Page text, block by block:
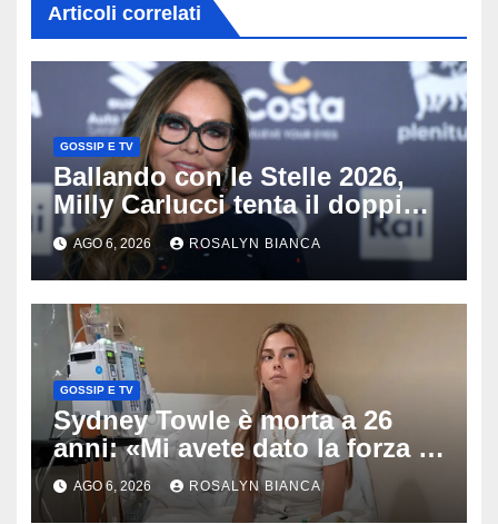
Articoli correlati
GOSSIP E TV
Ballando con le Stelle 2026,
Milly Carlucci tenta il doppio
colpo: tra i papabili Ornella
Muti e Monica Guerritore
AGO 6, 2026 ROSALYN BIANCA
GOSSIP E TV
Sydney Towle è morta a 26
anni: «Mi avete dato la forza di
andare avanti», l’ultimo
messaggio dell’influencer
AGO 6, 2026 ROSALYN BIANCA